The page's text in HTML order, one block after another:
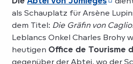
als Schauplatz für Arsène
dem Titel: Die Gräfin von
Leblancs Onkel Charles Brohy
heutigen Office de Tourisme
gegenüber der Abtei, wo der